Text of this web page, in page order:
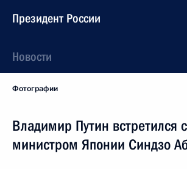
Президент России
Новости
Фотографии
Владимир Путин встретился
министром Японии Синдзо